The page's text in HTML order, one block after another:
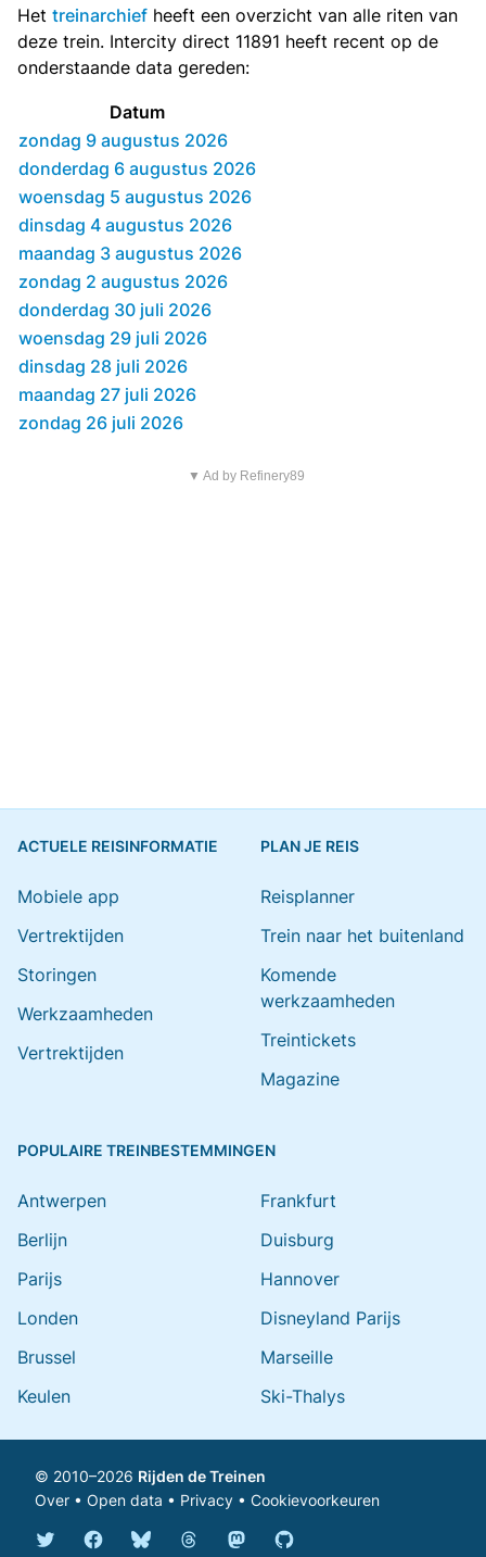
Het treinarchief heeft een overzicht van alle riten van
deze trein. Intercity direct 11891 heeft recent op de
onderstaande data gereden:
Datum
zondag 9 augustus 2026
donderdag 6 augustus 2026
woensdag 5 augustus 2026
dinsdag 4 augustus 2026
maandag 3 augustus 2026
zondag 2 augustus 2026
donderdag 30 juli 2026
woensdag 29 juli 2026
dinsdag 28 juli 2026
maandag 27 juli 2026
zondag 26 juli 2026
▼ Ad by Refinery89
ACTUELE REISINFORMATIE
Mobiele app
Vertrektijden
Storingen
Werkzaamheden
Vertrektijden
PLAN JE REIS
Reisplanner
Trein naar het buitenland
Komende
werkzaamheden
Treintickets
Magazine
POPULAIRE TREINBESTEMMINGEN
Antwerpen
Berlijn
Parijs
Londen
Brussel
Keulen
Frankfurt
Duisburg
Hannover
Disneyland Parijs
Marseille
Ski-Thalys
© 2010–2026 Rijden de Treinen
Over • Open data • Privacy • Cookievoorkeuren